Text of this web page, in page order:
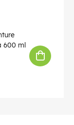
600 ml